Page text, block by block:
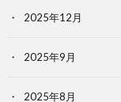
2025年12月
2025年9月
2025年8月